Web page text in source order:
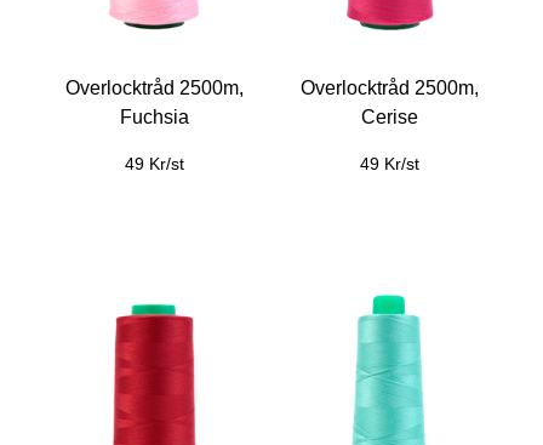
Overlocktråd 2500m,
Fuchsia
49 Kr/st
Overlocktråd 2500m,
Cerise
49 Kr/st